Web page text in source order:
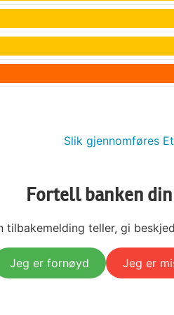
Slik gjennomføres
Fortell banken
tilbakemelding teller, gi
Jeg er fornøyd Jeg er